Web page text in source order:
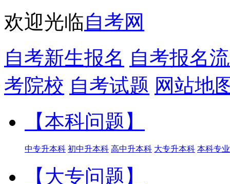
欢迎光临自考网
自考新生报名 自考报名
考院校 自考试题 网站地
【本科问题】
中专升本科 初中升本科 高中升本科 大专升本科 本科专业
【大专问题】